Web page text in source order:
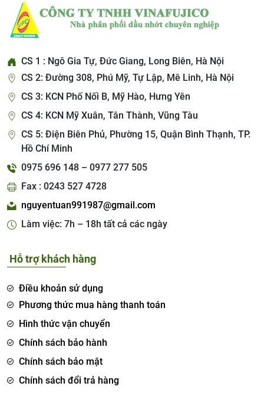
CS 1 : Ngô Gia Tự, Đức Giang, Long Biên, Hà Nội
CS 2: Đường 308, Phú Mỹ, Tự Lập, Mê Linh, Hà Nội
CS 3: KCN Phố Nối B, Mỹ Hào, Hưng Yên
CS 4: KCN Mỹ Xuân, Tân Thành, Vũng Tàu
CS 5: Điện Biên Phủ, Phường 15, Quận Bình Thạnh, TP.
Hồ Chí Minh
0975 696 148 – 0977 277 505
Fax : 0243 527 4728
nguyentuan991987@gmail.com
Làm việc: 7h – 18h tất cả các ngày
Hỗ trợ khách hàng
Điều khoản sử dụng
Phương thức mua hàng thanh toán
Hình thức vận chuyển
Chính sách bảo hành
Chính sách bảo mật
Chính sách đổi trả hàng